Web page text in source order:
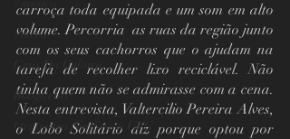
#circo
Guia Da Cultura
Boogarins
Orquestra Sinfônica UFG
carroça toda equipada e um som em alto
volume. Percorria  as ruas da região junto
com os seus cachorros que o ajudam na
tarefa de recolher lixo reciclável. Não
tinha quem não se admirasse com a cena.
Nesta entrevista, Valtercilio Pereira Alves,
o Lobo Solitário diz porque optou por